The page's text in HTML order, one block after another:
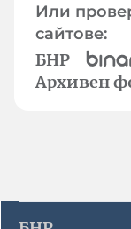
Или
сайтове:
БНР
Архивен